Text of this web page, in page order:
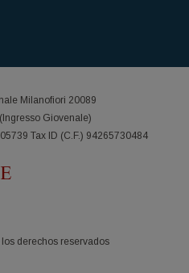
Milanofiori 20089
Giovenale)
Tax ID (C.F.) 94265730484
derechos reservados